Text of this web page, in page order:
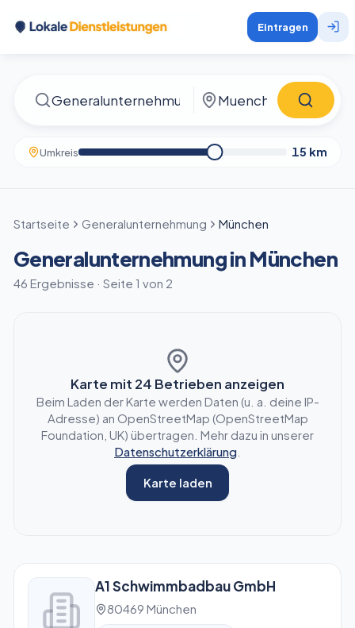
Eintragen
Umkreis 15 km
Startseite Generalunternehmung München
Generalunternehmung in München
46 Ergebnisse · Seite 1 von 2
Karte mit 24 Betrieben anzeigen
Beim Laden der Karte werden Daten (u. a. deine IP-
Adresse) an OpenStreetMap (OpenStreetMap
Foundation, UK) übertragen. Mehr dazu in unserer
Datenschutzerklärung
Karte laden
A1 Schwimmbadbau GmbH
80469 München